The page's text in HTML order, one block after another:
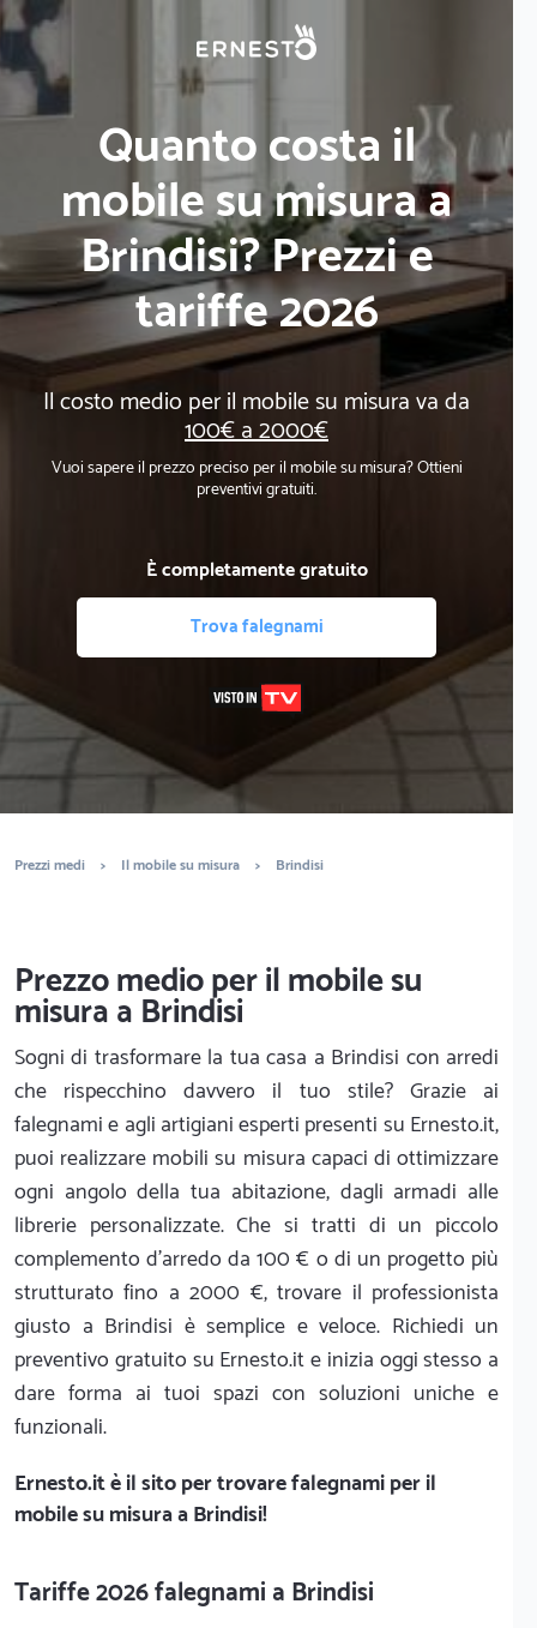
Quanto costa il
mobile su misura a
Brindisi? Prezzi e
tariffe 2026
Il costo medio per il mobile su misura va da
100€ a 2000€
Vuoi sapere il prezzo preciso per il mobile su misura? Ottieni
preventivi gratuiti.
È completamente gratuito
Trova falegnami
Prezzi medi > Il mobile su misura > Brindisi
Prezzo medio per il mobile su
misura a Brindisi
Sogni di trasformare la tua casa a Brindisi con arredi
che rispecchino davvero il tuo stile? Grazie ai
falegnami e agli artigiani esperti presenti su Ernesto.it,
puoi realizzare mobili su misura capaci di ottimizzare
ogni angolo della tua abitazione, dagli armadi alle
librerie personalizzate. Che si tratti di un piccolo
complemento d'arredo da 100 € o di un progetto più
strutturato fino a 2000 €, trovare il professionista
giusto a Brindisi è semplice e veloce. Richiedi un
preventivo gratuito su Ernesto.it e inizia oggi stesso a
dare forma ai tuoi spazi con soluzioni uniche e
funzionali.
Ernesto.itè il sito per trovare falegnami per il
mobile su misura a Brindisi!
Tariffe 2026 falegnami a Brindisi